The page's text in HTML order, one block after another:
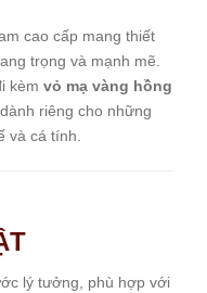
cao cấp mang thiết
trọng và mạnh mẽ.
kèm vỏ mạ vàng hồng
riêng cho những
và cá tính.
lý tưởng, phù hợp với